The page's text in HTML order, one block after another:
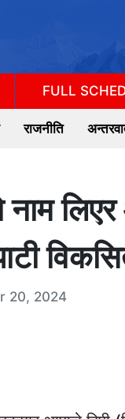
राजनीति
FULL
नाम
20, 2024